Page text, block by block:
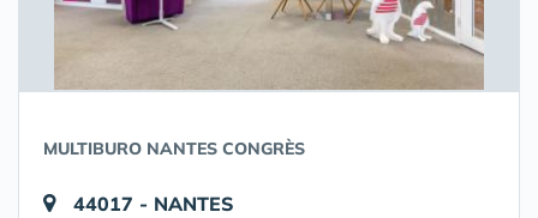
MULTIBURO NANTES CONGRÈS
44017 - NANTES